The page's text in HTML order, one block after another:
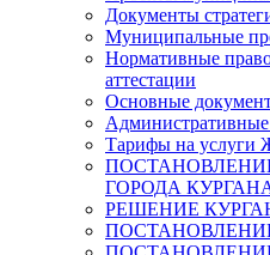
Документы
Муниципальные
Нормативные
аттестации
Основные
Тарифы на услуги
ГОРОДА
РЕШЕНИЕ